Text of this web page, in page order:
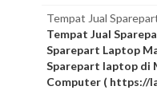
Tempat Jual
Tempat Jual
Sparepart Laptop
Sparepart laptop di
Computer ( https://